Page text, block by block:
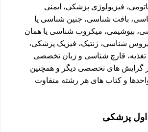
فیزیولوژی پزشکی، ایمنی
بافت شناسی، جنین شناسی یا
بیوشیمی، میکروب شناسی یا همان
شناسی، ژنتیک، فیزیک پزشکی،
قارچ شناسی و زبان تخصصی
گرایش های تخصصی دیگر و همچنین
و کتاب های هر رشته متفاوت
اول پزشکی